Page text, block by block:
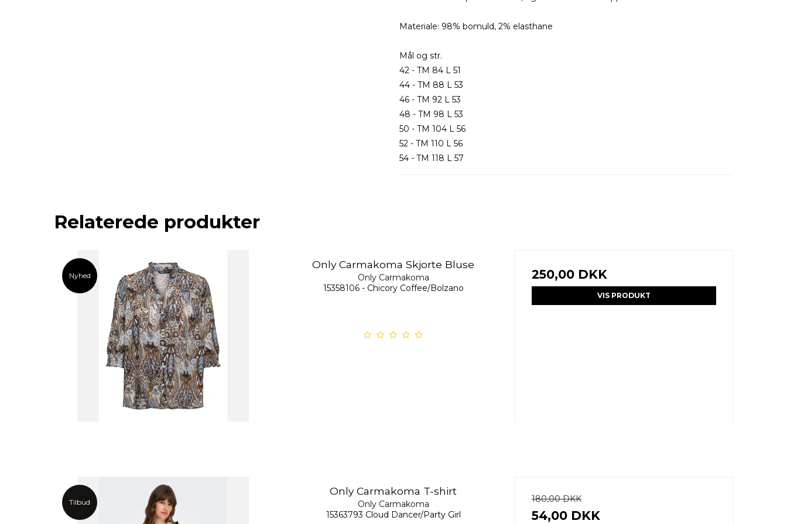
Materiale: 98% bomuld, 2% elasthane
Mål og str.
42 - TM 84 L 51
44 - TM 88 L 53
46 - TM 92 L 53
48 - TM 98 L 53
50 - TM 104 L 56
52 - TM 110 L 56
54 - TM 118 L 57
Relaterede produkter
Nyhed
Only Carmakoma Skjorte Bluse
Only Carmakoma
15358106 - Chicory Coffee/Bolzano
250,00 DKK
VIS PRODUKT
Tilbud
Only Carmakoma T-shirt
Only Carmakoma
15363793 Cloud Dancer/Party Girl
180,00 DKK
54,00 DKK